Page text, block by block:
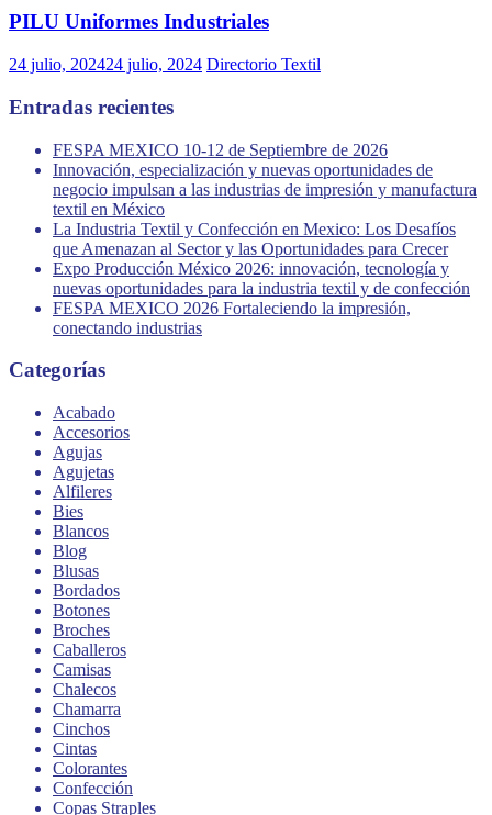
PILU Uniformes Industriales
24 julio, 202424 julio, 2024 Directorio Textil
Entradas recientes
FESPA MEXICO 10-12 de Septiembre de 2026
Innovación, especialización y nuevas oportunidades de
negocio impulsan a las industrias de impresión y manufactura
textil en México
La Industria Textil y Confección en Mexico: Los Desafíos
que Amenazan al Sector y las Oportunidades para Crecer
Expo Producción México 2026: innovación, tecnología y
nuevas oportunidades para la industria textil y de confección
FESPA MEXICO 2026 Fortaleciendo la impresión,
conectando industrias
Categorías
Acabado
Accesorios
Agujas
Agujetas
Alfileres
Bies
Blancos
Blog
Blusas
Bordados
Botones
Broches
Caballeros
Camisas
Chalecos
Chamarra
Cinchos
Cintas
Colorantes
Confección
Copas Straples